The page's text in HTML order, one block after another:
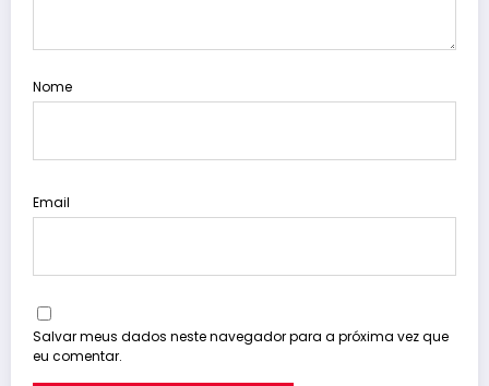
Nome
Email
Salvar meus dados neste navegador para a próxima vez que
eu comentar.